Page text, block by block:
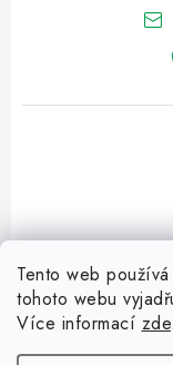
Tento web
tohoto webu
Více informací zde.
Z
Informace pro vás
Dopravné